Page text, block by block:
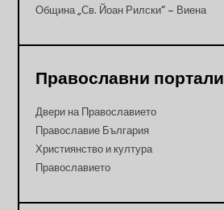
Община „Св. Йоан Рилски“ – Виена
Православни портали
Двери на Православието
Православие България
Християнство и култура
Православието